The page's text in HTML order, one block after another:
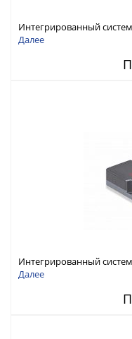
Интегрированный
ИСПП 8400
Далее
Интегрированный
ИСПП 8300
Далее